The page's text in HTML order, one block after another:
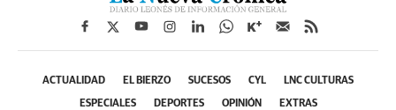
ACTUALIDAD EL BIERZO SUCESOS CYL LNC CULTURAS
ESPECIALES DEPORTES OPINIÓN EXTRAS